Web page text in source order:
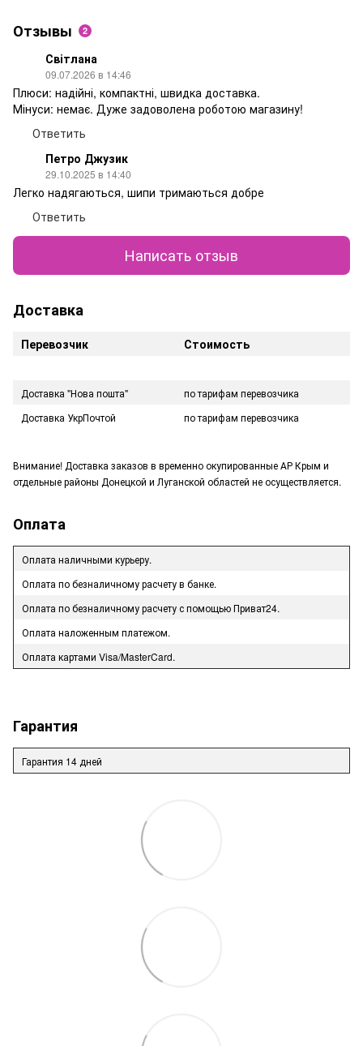
Отзывы 2
Світлана
09.07.2026 в 14:46
Плюси: надійні, компактні, швидка доставка.
Мінуси: немає. Дуже задоволена роботою магазину!
Ответить
Петро Джузик
29.10.2025 в 14:40
Легко надягаються, шипи тримаються добре
Ответить
Написать отзыв
Доставка
Перевозчик Стоимость
Доставка "Нова пошта"
по тарифам перевозчика
Доставка УкрПочтой
по тарифам перевозчика
Внимание! Доставка заказов в временно окупированные АР Крым и
отдельные районы Донецкой и Луганской областей не осуществляется.
Оплата
Оплата наличными курьеру.
Оплата по безналичному расчету в банке.
Оплата по безналичному расчету с помощью Приват24.
Оплата наложенным платежом.
Оплата картами Visa/MasterCard.
Гарантия
Гарантия 14 дней